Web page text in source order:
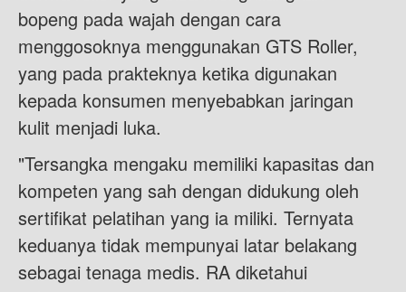
bopeng pada wajah dengan cara
menggosoknya menggunakan GTS Roller,
yang pada prakteknya ketika digunakan
kepada konsumen menyebabkan jaringan
kulit menjadi luka.
"Tersangka mengaku memiliki kapasitas dan
kompeten yang sah dengan didukung oleh
sertifikat pelatihan yang ia miliki. Ternyata
keduanya tidak mempunyai latar belakang
sebagai tenaga medis. RA diketahui